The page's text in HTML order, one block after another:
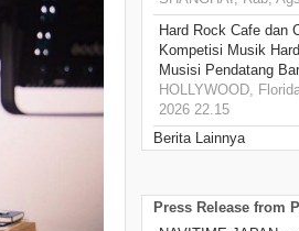
Hard Rock Cafe dan
Kompetisi Musik
Musisi Pendatang
HOLLYWOOD,
2026 22.15
Berita Lainnya
Press Release from